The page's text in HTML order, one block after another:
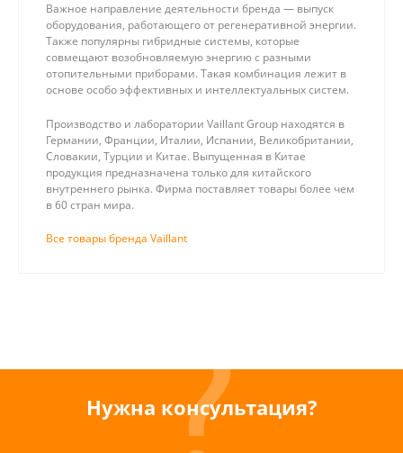
Важное направление деятельности бренда — выпуск
оборудования, работающего от регенеративной энергии.
Также популярны гибридные системы, которые
совмещают возобновляемую энергию с разными
отопительными приборами. Такая комбинация лежит в
основе особо эффективных и интеллектуальных систем.
Производство и лаборатории Vaillant Group находятся в
Германии, Франции, Италии, Испании, Великобритании,
Словакии, Турции и Китае. Выпущенная в Китае
продукция предназначена только для китайского
внутреннего рынка. Фирма поставляет товары более чем
в 60 стран мира.
Все товары бренда Vaillant
Нужна консультация?